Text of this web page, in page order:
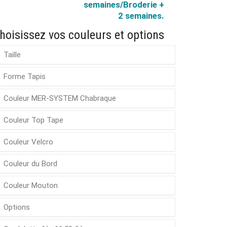
semaines/Broderie +
2 semaines.
vos couleurs et options
Taille
Forme Tapis
Couleur MER-SYSTEM Chabraque
Couleur Top Tape
Couleur Velcro
Couleur du Bord
Couleur Mouton
Options